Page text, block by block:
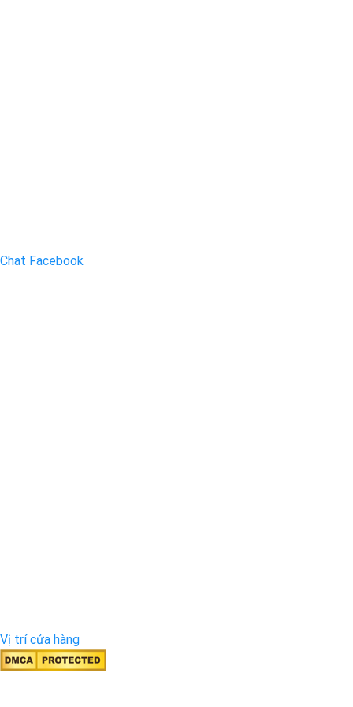
Chat Facebook
Vị trí cửa hàng